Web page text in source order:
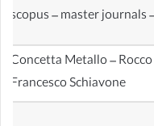
scopus – master journals
Concetta Metallo –
Francesco Schiavone